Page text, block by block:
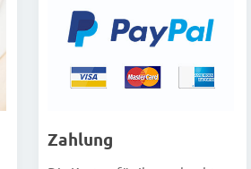
Zahlung